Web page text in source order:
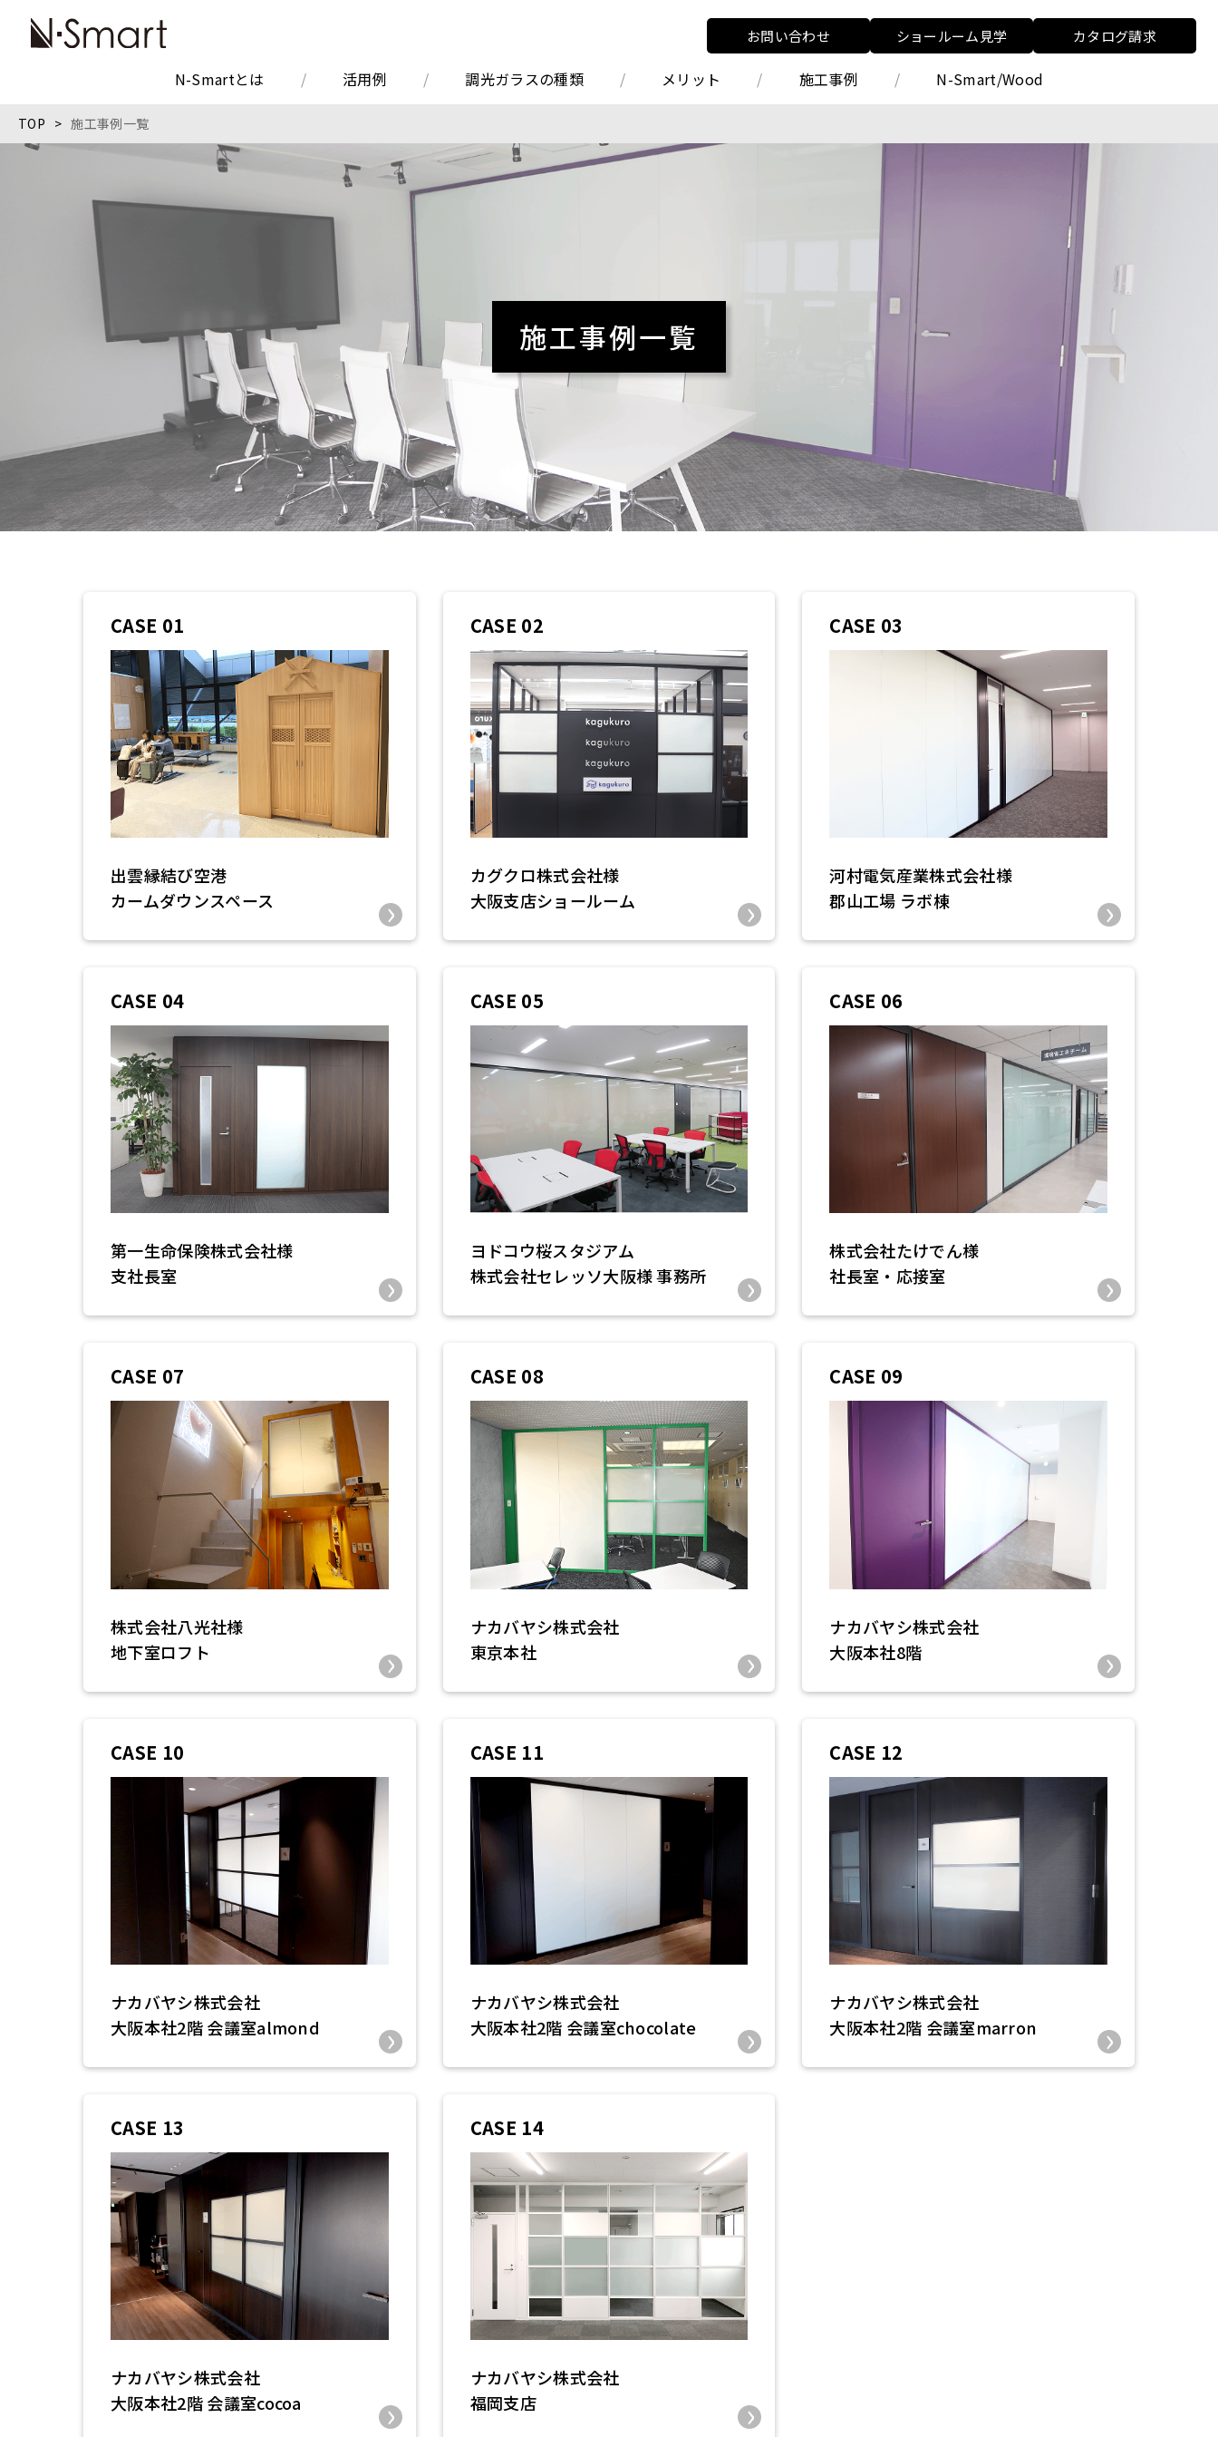
お問い合わせ ショールーム見学 カタログ請求
N-Smartとは 活用例 調光ガラスの種類 メリット 施工事例 N-Smart/Wood
TOP 施工事例一覧
施工事例一覧
CASE 01
出雲縁結び空港
カームダウンスペース
CASE 02
カグクロ株式会社様
大阪支店ショールーム
CASE 03
河村電気産業株式会社様
郡山工場 ラボ棟
CASE 04
第一生命保険株式会社様
支社長室
CASE 05
ヨドコウ桜スタジアム
株式会社セレッソ大阪様 事務所
CASE 06
株式会社たけでん様
社長室・応接室
CASE 07
株式会社八光社様
地下室ロフト
CASE 08
ナカバヤシ株式会社
東京本社
CASE 09
ナカバヤシ株式会社
大阪本社8階
CASE 10
ナカバヤシ株式会社
大阪本社2階 会議室almond
CASE 11
ナカバヤシ株式会社
大阪本社2階 会議室chocolate
CASE 12
ナカバヤシ株式会社
大阪本社2階 会議室marron
CASE 13
ナカバヤシ株式会社
大阪本社2階 会議室cocoa
CASE 14
ナカバヤシ株式会社
福岡支店